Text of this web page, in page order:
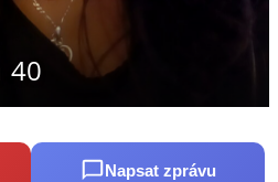
40
Napsat zprávu